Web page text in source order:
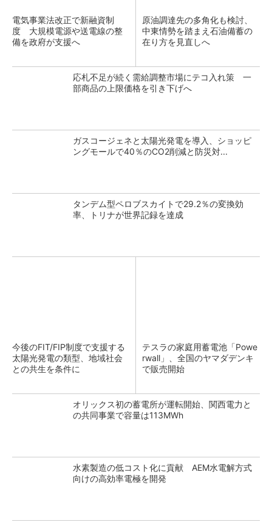
電気事業法改正で新融資制
度 大規模電源や送電線の整
備を政府が支援へ
原油調達先の多角化も検討、
中東情勢を踏まえ石油備蓄の
在り方を見直しへ
応札不足が続く需給調整市場にテコ入れ策 一
部商品の上限価格を引き下げへ
ガスコージェネと太陽光発電を導入、ショッピ
ングモールで40％のCO2削減と防災対...
タンデム型ペロブスカイトで29.2％の変換効
率、トリナが世界記録を達成
今後のFIT/FIP制度で支援する
太陽光発電の類型、地域社会
との共生を条件に
テスラの家庭用蓄電池「Powe
rwall」、全国のヤマダデンキ
で販売開始
オリックス初の蓄電所が運転開始、関西電力と
の共同事業で容量は113MWh
水素製造の低コスト化に貢献 AEM水電解方式
向けの高効率電極を開発